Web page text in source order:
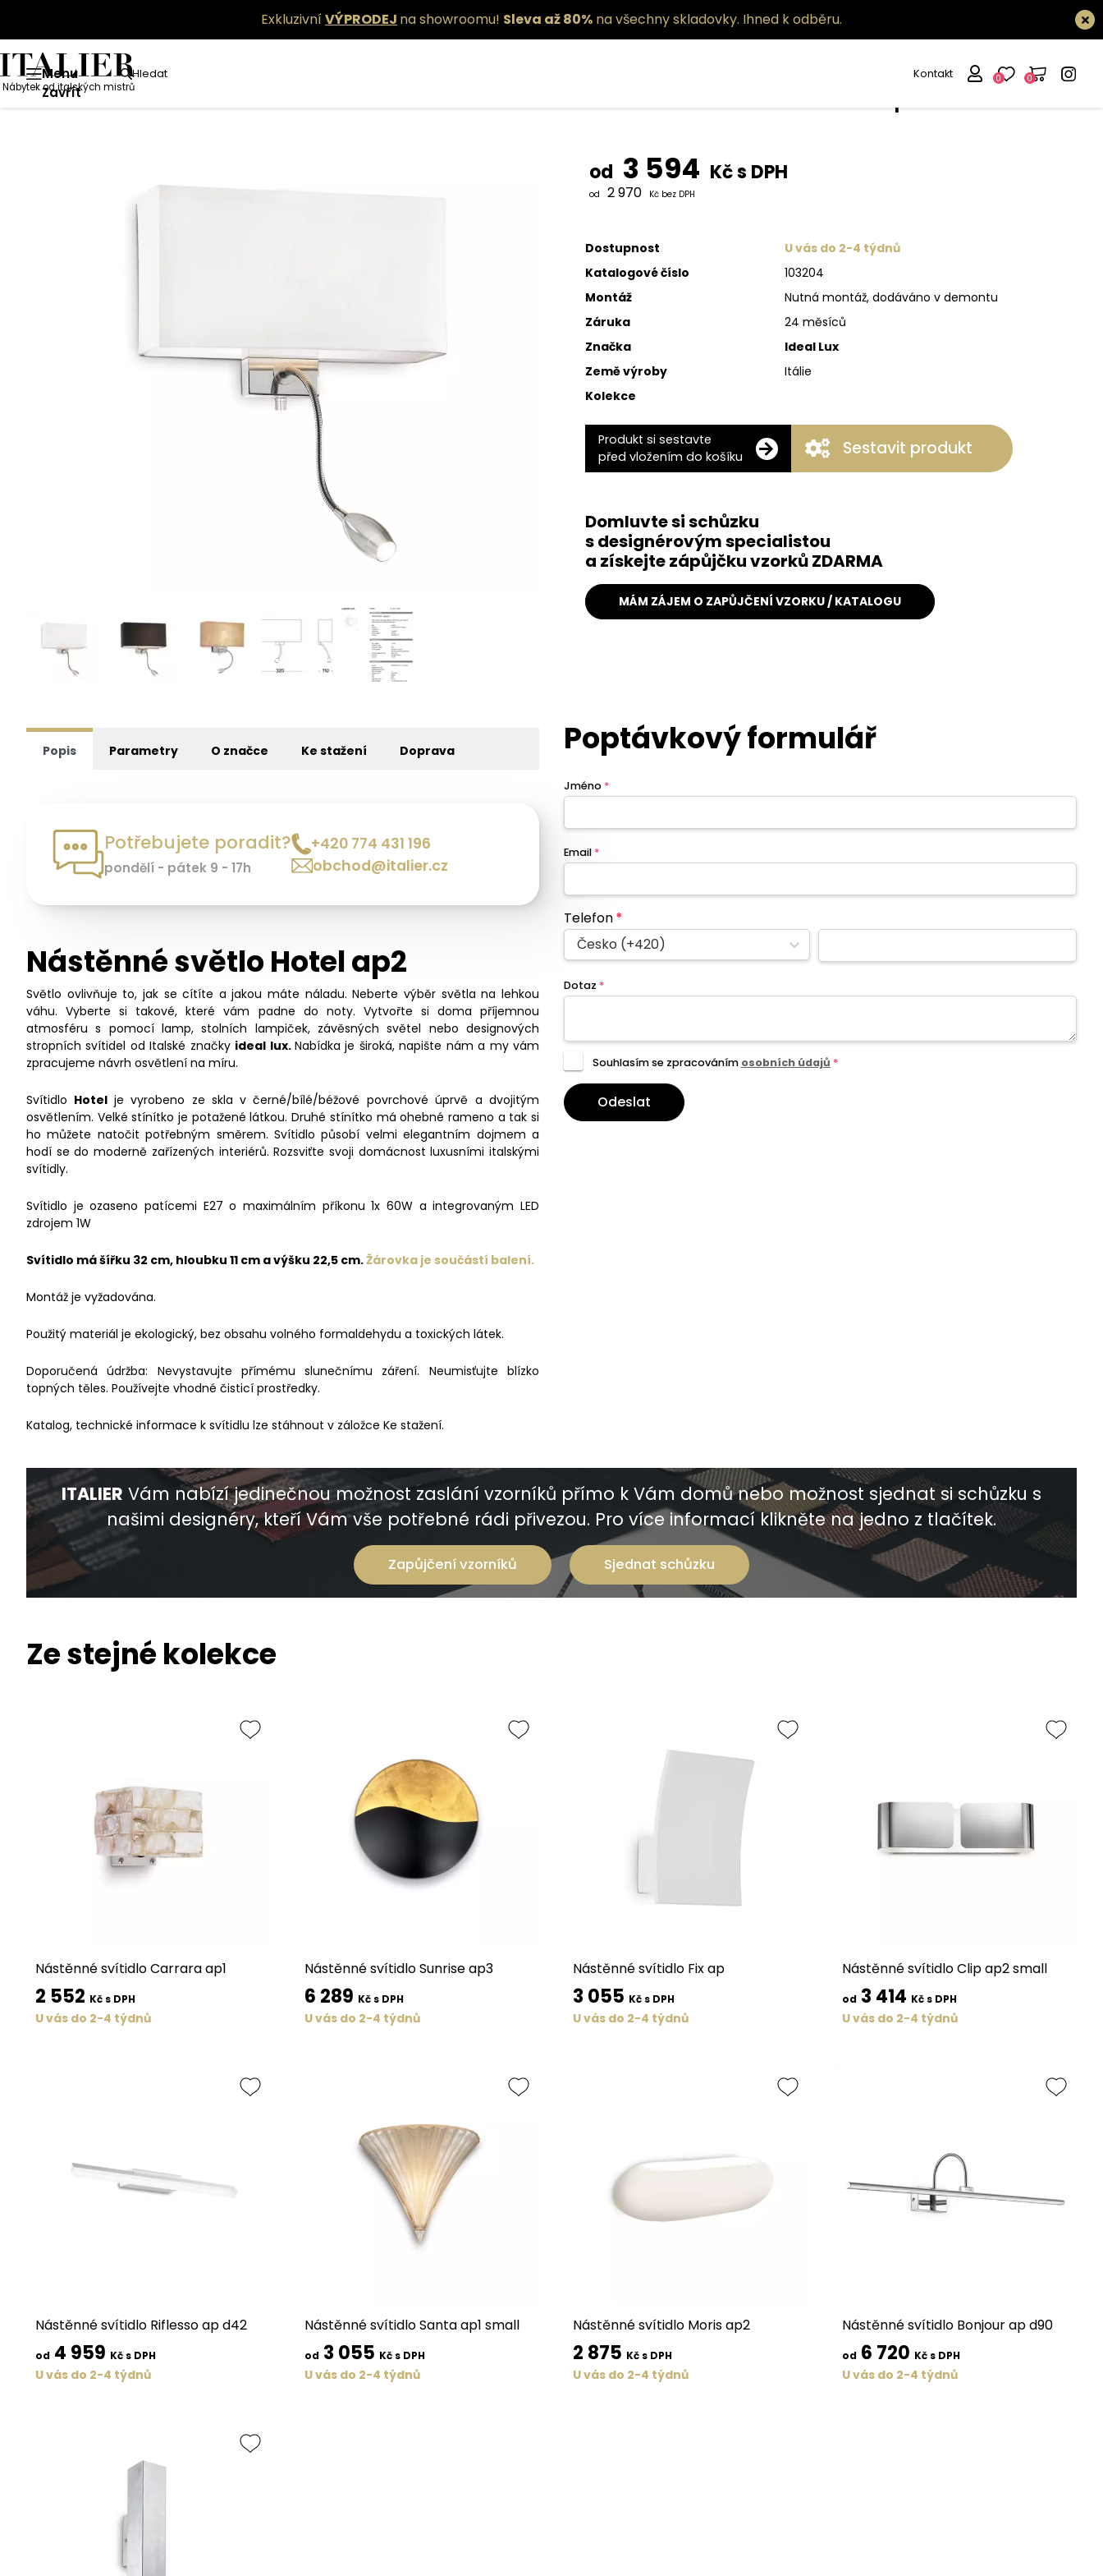
ExkluzivníVÝPRODEJ na showroomu! Sleva až 80% na všechny skladovky. Ihned k odběru.
Menu
Zavřít
Hledat
Nábytek od italských mistrů
Kontakt 0 0
od 3 594 Kč s DPH
od 2 970 Kč bez DPH
Dostupnost
U vás do 2-4 týdnů
Katalogové číslo
103204
Montáž
Nutná montáž, dodáváno v demontu
Záruka
24 měsíců
Značka
Ideal Lux
Země výroby
Itálie
Kolekce
Produkt si sestavte
před vložením do košíku
Sestavit produkt
Domluvte si schůzku
s designérovým specialistou
a získejte zápůjčku vzorků ZDARMA
MÁM ZÁJEM O ZAPŮJČENÍ VZORKU / KATALOGU
Popis Parametry O značce Ke stažení Doprava
Potřebujete poradit?
pondělí - pátek 9 - 17h
+420 774 431 196
obchod@italier.cz
Nástěnné světlo Hotel ap2
Světlo ovlivňuje to, jak se cítíte a jakou máte náladu. Neberte výběr světla na lehkou
váhu. Vyberte si takové, které vám padne do noty. Vytvořte si doma příjemnou
atmosféru s pomocí lamp, stolních lampiček, závěsných světel nebo designových
stropních svítidel od Italské značky ideal lux.Nabídka je široká, napište nám a my vám
zpracujeme návrh osvětlení na míru.
Svítidlo Hotel je vyrobeno ze skla v černé/bílé/béžové povrchové úprvě a dvojitým
osvětlením. Velké stínítko je potažené látkou. Druhé stínítko má ohebné rameno a tak si
ho můžete natočit potřebným směrem. Svítidlo působí velmi elegantním dojmem a
hodí se do moderně zařízených interiérů. Rozsviťte svoji domácnost luxusními italskými
svítidly.
Svítidlo je ozaseno patícemi E27 o maximálním příkonu 1x 60W a integrovaným LED
zdrojem 1W
Svítidlo má šířku 32 cm, hloubku 11 cm a výšku 22,5 cm.Žárovka je součástí balení.
Montáž je vyžadována.
Použitý materiál je ekologický, bez obsahu volného formaldehydu a toxických látek.
Doporučená údržba: Nevystavujte přímému slunečnímu záření. Neumisťujte blízko
topných těles. Používejte vhodné čisticí prostředky.
Katalog, technické informace k svítidlu lze stáhnout v záložce Ke stažení.
Poptávkový formulář
Jméno *
Email *
Telefon*
Česko (+420)
Dotaz *
Souhlasím se zpracováním osobních údajů *
Odeslat
ITALIER Vám nabízí jedinečnou možnost zaslání vzorníků přímo k Vám domů nebo možnost sjednat si schůzku s
našimi designéry, kteří Vám vše potřebné rádi přivezou. Pro více informací klikněte na jedno z tlačítek.
Zapůjčení vzorníků Sjednat schůzku
Ze stejné kolekce
Nástěnné svítidlo Carrara ap1
2 552 Kč s DPH
U vás do 2-4 týdnů
Nástěnné svítidlo Sunrise ap3
6 289 Kč s DPH
U vás do 2-4 týdnů
Nástěnné svítidlo Fix ap
3 055 Kč s DPH
U vás do 2-4 týdnů
Nástěnné svítidlo Clip ap2 small
od 3 414 Kč s DPH
U vás do 2-4 týdnů
Nástěnné svítidlo Riflesso ap d42
od 4 959 Kč s DPH
U vás do 2-4 týdnů
Nástěnné svítidlo Santa ap1 small
od 3 055 Kč s DPH
U vás do 2-4 týdnů
Nástěnné svítidlo Moris ap2
2 875 Kč s DPH
U vás do 2-4 týdnů
Nástěnné svítidlo Bonjour ap d90
od 6 720 Kč s DPH
U vás do 2-4 týdnů